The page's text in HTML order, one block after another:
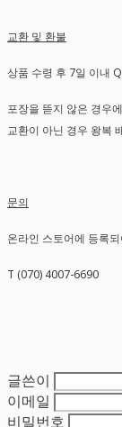
교환 및 환불
상품 수령 후 7일 이내
포장을 뜯지 않은 경우
교환이 아닌 경우 왕복
문의
온라인 스토어에 등록
T (070) 4007-6690
글쓴이
이메일
비밀번호